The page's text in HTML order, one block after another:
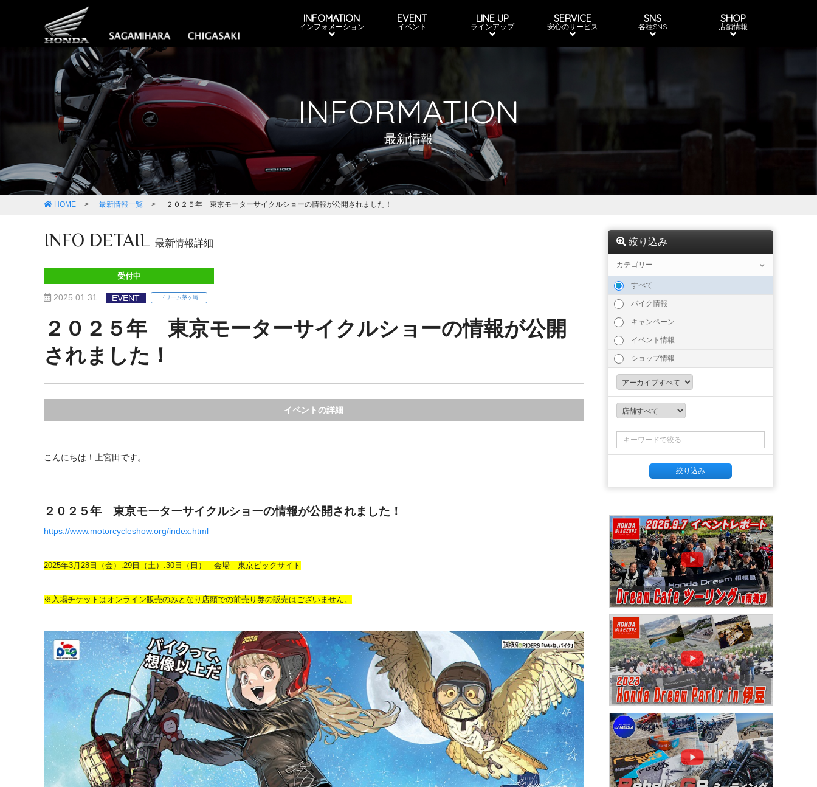
INFOMATION
インフォメーション
EVENT
イベント
LINE UP
ラインアップ
SERVICE
安心のサービス
SNS
各種SNS
SHOP
店舗情報
INFORMATION
最新情報
HOME 最新情報一覧 ２０２５年 東京モーターサイクルショーの情報が公開されました！
絞り込み
カテゴリー
すべて
バイク情報
キャンペーン
イベント情報
ショップ情報
INFO DETAIL 最新情報詳細
受付中
2025.01.31 EVENT ドリーム茅ヶ崎
２０２５年 東京モーターサイクルショーの情報が公開
されました！
イベントの詳細
こんにちは！上宮田です。
２０２５年 東京モーターサイクルショーの情報が公開されました！
https://www.motorcycleshow.org/index.html
2025年3月28日（金）.29日（土）.30日（日） 会場 東京ビックサイト
※入場チケットはオンライン販売のみとなり店頭での前売り券の販売はございません。